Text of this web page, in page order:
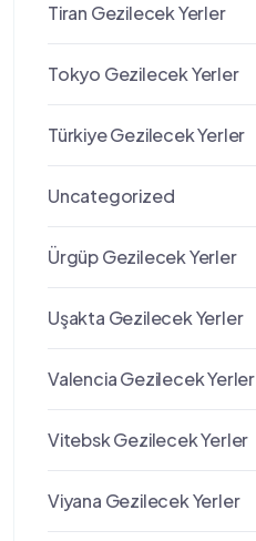
Tiran Gezilecek Yerler
Tokyo Gezilecek Yerler
Türkiye Gezilecek Yerler
Uncategorized
Ürgüp Gezilecek Yerler
Uşakta Gezilecek Yerler
Valencia Gezilecek Yerler
Vitebsk Gezilecek Yerler
Viyana Gezilecek Yerler